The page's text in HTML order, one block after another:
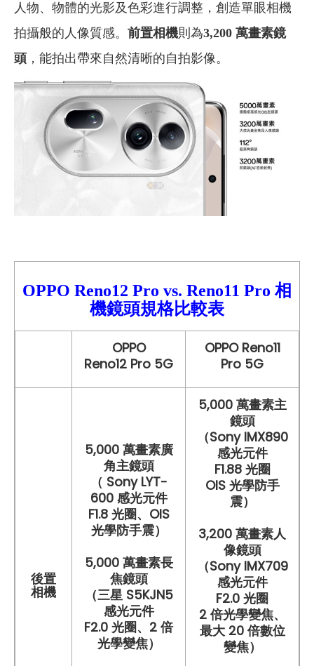
人物、物體的光影及色彩進行調整，創造單眼相機
拍攝般的人像質感。 前置相機則為3,200 萬畫素鏡
頭 ，能拍出帶來自然清晰的自拍影像。
OPPO Reno12 Pro vs. Reno11 Pro 相
機鏡頭規格比較表
OPPO
Reno12 Pro 5G
OPPO Reno11
Pro 5G
後置
相機
5,000 萬畫素廣
角主鏡頭
（ Sony LYT-
600 感光元件
F1.8 光圈、OIS
光學防手震）
5,000 萬畫素長
焦鏡頭
（三星 S5KJN5
感光元件
F2.0 光圈、2 倍
光學變焦）
5,000 萬畫素主
鏡頭
（Sony IMX890
感光元件
F1.88 光圈
OIS 光學防手
震）
3,200 萬畫素人
像鏡頭
（Sony IMX709
感光元件
F2.0 光圈
2 倍光學變焦、
最大 20 倍數位
變焦）